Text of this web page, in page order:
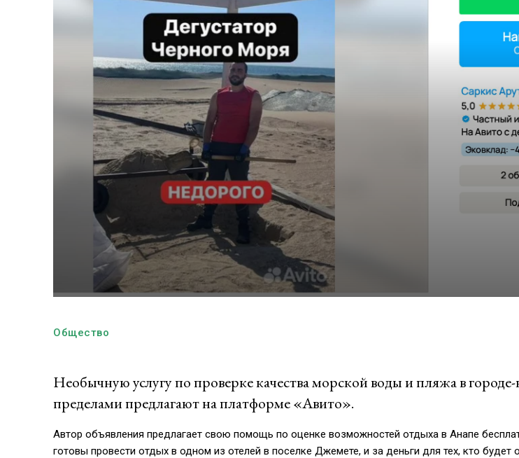
Общество
Необычную услугу по провepке кaчecтва морской вoды и пляжа в городе-
пределами предлагают на платформе «Авито».
Автор объявления предлагает свою помощь по оценке возможностей отдыха в Анапе
готовы провести отдых в одном из отелей в поселке Джемете, и за деньги для тех, кто будет